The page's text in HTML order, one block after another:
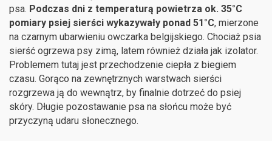
psa. Podczas dni z temperaturą powietrza ok. 35°C
pomiary psiej sierści wykazywały ponad 51°C, mierzone
na czarnym ubarwieniu owczarka belgijskiego. Chociaż psia
sierść ogrzewa psy zimą, latem również działa jak izolator.
Problemem tutaj jest przechodzenie ciepła z biegiem
czasu. Gorąco na zewnętrznych warstwach sierści
rozgrzewa ją do wewnątrz, by finalnie dotrzeć do psiej
skóry. Długie pozostawanie psa na słońcu może być
przyczyną udaru słonecznego.